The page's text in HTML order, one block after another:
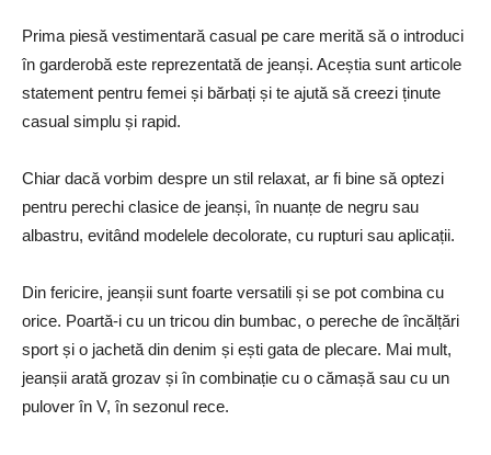
Prima piesă vestimentară casual pe care merită să o introduci
în garderobă este reprezentată de jeanși. Aceștia sunt articole
statement pentru femei și bărbați și te ajută să creezi ținute
casual simplu și rapid.
Chiar dacă vorbim despre un stil relaxat, ar fi bine să optezi
pentru perechi clasice de jeanși, în nuanțe de negru sau
albastru, evitând modelele decolorate, cu rupturi sau aplicații.
Din fericire, jeanșii sunt foarte versatili și se pot combina cu
orice. Poartă-i cu un tricou din bumbac, o pereche de încălțări
sport și o jachetă din denim și ești gata de plecare. Mai mult,
jeanșii arată grozav și în combinație cu o cămașă sau cu un
pulover în V, în sezonul rece.